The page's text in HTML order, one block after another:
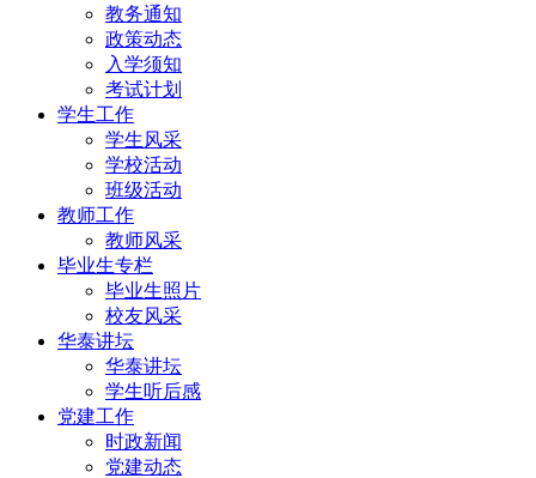
教务通知
政策动态
入学须知
考试计划
学生工作
学生风采
学校活动
班级活动
教师工作
教师风采
毕业生专栏
毕业生照片
校友风采
华泰讲坛
华泰讲坛
学生听后感
党建工作
时政新闻
党建动态